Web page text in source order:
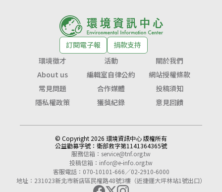
訂閱電子報
捐款支持
環境徵才
活動
關於我們
About us
編輯室自律公約
網站授權條款
常見問題
合作媒體
投稿須知
隱私權政策
獲獎紀錄 意見回饋
© Copyright 2026 環境資訊中心 版權所有
公益勸募字號： 衛部救字第1141364365號
服務信箱： service@tnf.org.tw
投稿信箱： infor@e-info.org.tw
客服電話：070-10101-666／02-2910-6000
地址：231023新北市新店區民權路48號3樓（近捷運大坪林站1號出口）